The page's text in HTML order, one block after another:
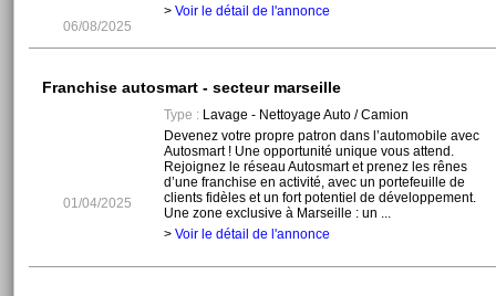
06/08/2025
> Voir le détail de l'annonce
Franchise autosmart - secteur marseille
01/04/2025
Type :Lavage - Nettoyage Auto / Camion
Devenez votre propre patron dans l’automobile avec
Autosmart ! Une opportunité unique vous attend.
Rejoignez le réseau Autosmart et prenez les rênes
d’une franchise en activité, avec un portefeuille de
clients fidèles et un fort potentiel de développement.
Une zone exclusive à Marseille : un ...
> Voir le détail de l'annonce